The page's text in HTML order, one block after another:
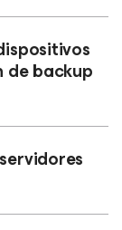
de backup